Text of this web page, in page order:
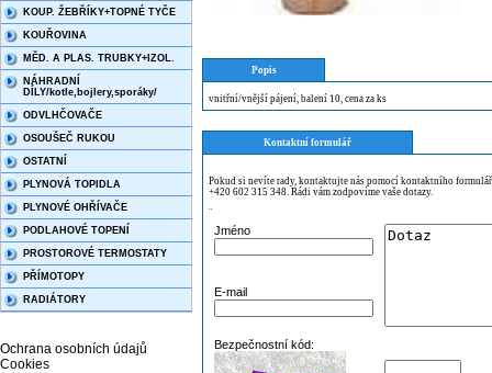
KOUP. ŽEBŘÍKY+TOPNÉ TYČE
KOUŘOVINA
MĚD. A PLAS. TRUBKY+IZOL.
NÁHRADNÍ
DÍLY/kotle,bojlery,sporáky/
ODVLHČOVAČE
OSOUŠEČ RUKOU
OSTATNÍ
PLYNOVÁ TOPIDLA
PLYNOVÉ OHŘÍVAČE
PODLAHOVÉ TOPENÍ
PROSTOROVÉ TERMOSTATY
PŘÍMOTOPY
RADIÁTORY
Ochrana osobních údajů
Cookies
Popis
vnitřní/vnější pájení, balení 10, cena za ks
Kontaktní formulář
Pokud si nevíte rady, kontaktujte nás pomocí kontaktního
+420 602 315 348. Rádi vám zodpovíme vaše dotazy.
¨
Jméno
E-mail
Bezpečnostní kód: